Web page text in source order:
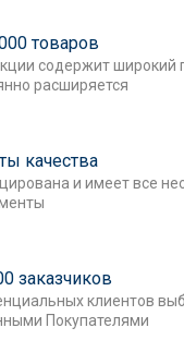
товаров
содержит широкий
расширяется
качества
и имеет все
заказчиков
клиентов
Покупателями